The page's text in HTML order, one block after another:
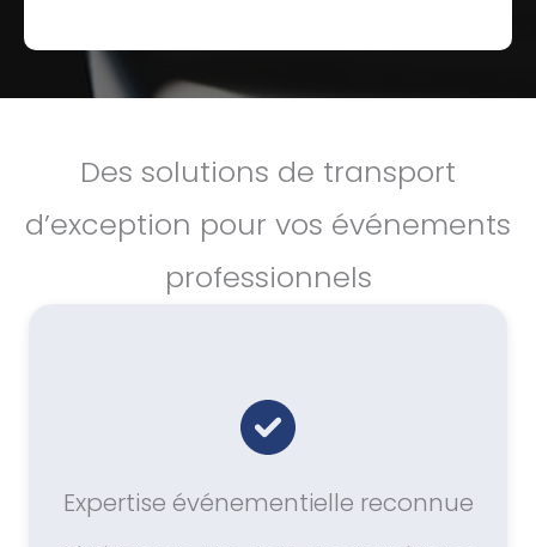
Des solutions de transport
d’exception pour vos événements
professionnels
Expertise événementielle reconnue